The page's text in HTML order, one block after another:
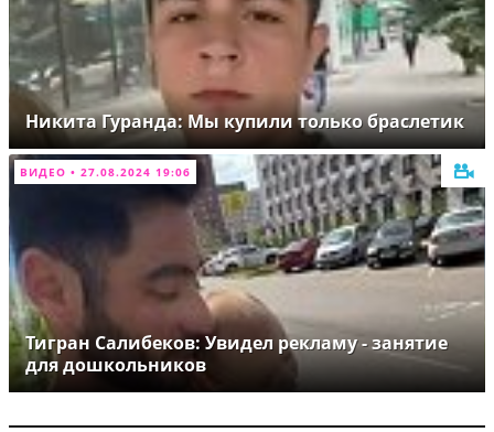
Никита Гуранда: Мы купили только браслетик
ВИДЕО • 27.08.2024 19:06
Тигран Салибеков: Увидел рекламу - занятие
для дошкольников